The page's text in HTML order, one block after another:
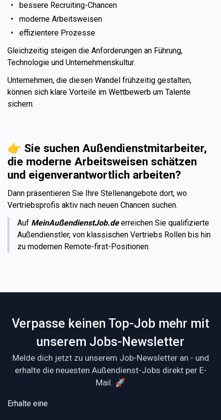
bessere Recruiting-Chancen
moderne Arbeitsweisen
effizientere Prozesse
Gleichzeitig steigen die Anforderungen an Führung,
Technologie und Unternehmenskultur.
Unternehmen, die diesen Wandel frühzeitig gestalten,
können sich klare Vorteile im Wettbewerb um Talente
sichern.
👉 Sie suchen Außendienstmitarbeiter,
die moderne Arbeitsweisen schätzen
und eigenverantwortlich arbeiten?
Dann präsentieren Sie Ihre Stellenangebote dort, wo
Vertriebsprofis aktiv nach neuen Chancen suchen.
Auf MeinAußendienstJob.deerreichen Sie qualifizierte
Außendienstler, von klassischen Vertriebs Rollen bis hin
zu modernen Remote-first-Positionen.
Verpasse keinen Top-Job mehr mit
unserem Jobs-Newsletter
Melde dich jetzt zu unserem Job-Newsletter an - und
erhalte die neuesten Außendienst-Jobs direkt per E-
Mail. 🚀
Erhalte eine